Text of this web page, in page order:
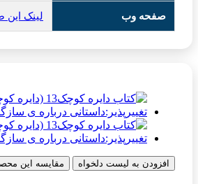
صفحه وب لینک این
افزودن به لیست دلخواه مقایسه این